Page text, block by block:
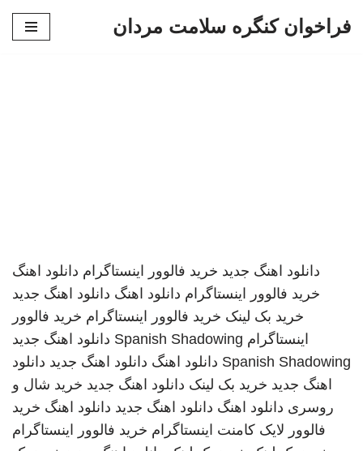
فراخوان کنگره سلامت مردان
دانلود اهنگ جدید خرید فالوور اینستاگرام دانلود اهنگ
خرید فالوور اینستاگرام دانلود اهنگ دانلود اهنگ جدید
خرید بک لینک خرید فالوور اینستاگرام خرید فالوور
اینستاگرام Spanish Shadowing دانلود اهنگ جدید
Spanish Shadowing دانلود اهنگ دانلود اهنگ جدید دانلود
اهنگ جدید خرید بک لینک دانلود اهنگ جدید خرید شال و
روسری دانلود اهنگ دانلود اهنگ جدید دانلود اهنگ خرید
فالوور لایک کامنت اینستاگرام خرید فالوور اینستاگرام